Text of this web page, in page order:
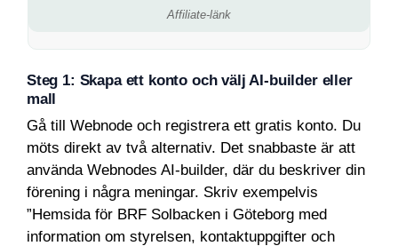
Affiliate-länk
Steg 1: Skapa ett konto och välj AI-builder eller
mall
Gå till Webnode och registrera ett gratis konto. Du
möts direkt av två alternativ. Det snabbaste är att
använda Webnodes AI-builder, där du beskriver din
förening i några meningar. Skriv exempelvis
”Hemsida för BRF Solbacken i Göteborg med
information om styrelsen, kontaktuppgifter och